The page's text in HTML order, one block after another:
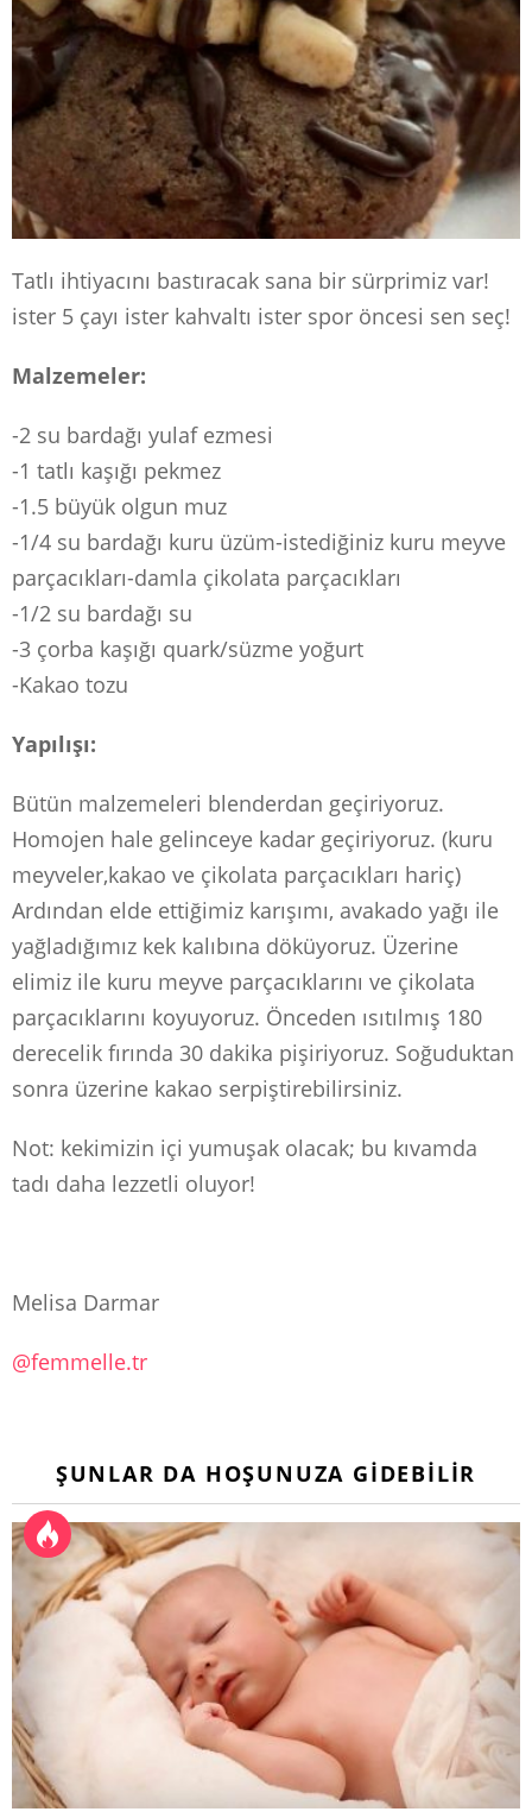
Tatlı ihtiyacını bastıracak sana bir sürprimiz var!
ister 5 çayı ister kahvaltı ister spor öncesi sen seç!
Malzemeler:
-2 su bardağı yulaf ezmesi
-1 tatlı kaşığı pekmez
-1.5 büyük olgun muz
-1/4 su bardağı kuru üzüm-istediğiniz kuru meyve
parçacıkları-damla çikolata parçacıkları
-1/2 su bardağı su
-3 çorba kaşığı quark/süzme yoğurt
-Kakao tozu
Yapılışı:
Bütün malzemeleri blenderdan geçiriyoruz.
Homojen hale gelinceye kadar geçiriyoruz. (kuru
meyveler,kakao ve çikolata parçacıkları hariç)
Ardından elde ettiğimiz karışımı, avakado yağı ile
yağladığımız kek kalıbına döküyoruz. Üzerine
elimiz ile kuru meyve parçacıklarını ve çikolata
parçacıklarını koyuyoruz. Önceden ısıtılmış 180
derecelik fırında 30 dakika pişiriyoruz. Soğuduktan
sonra üzerine kakao serpiştirebilirsiniz.
Not: kekimizin içi yumuşak olacak; bu kıvamda
tadı daha lezzetli oluyor!
Melisa Darmar
@femmelle.tr
ŞUNLAR DA HOŞUNUZA GIDEBILIR